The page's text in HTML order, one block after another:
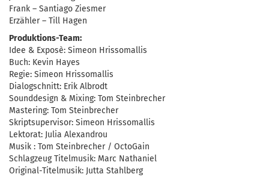
Frank – Santiago Ziesmer
Erzähler – Till Hagen
Produktions-Team:
Idee & Exposè: Simeon Hrissomallis
Buch: Kevin Hayes
Regie: Simeon Hrissomallis
Dialogschnitt: Erik Albrodt
Sounddesign & Mixing: Tom Steinbrecher
Mastering: Tom Steinbrecher
Skriptsupervisor: Simeon Hrissomallis
Lektorat: Julia Alexandrou
Musik : Tom Steinbrecher / OctoGain
Schlagzeug Titelmusik: Marc Nathaniel
Original-Titelmusik: Jutta Stahlberg